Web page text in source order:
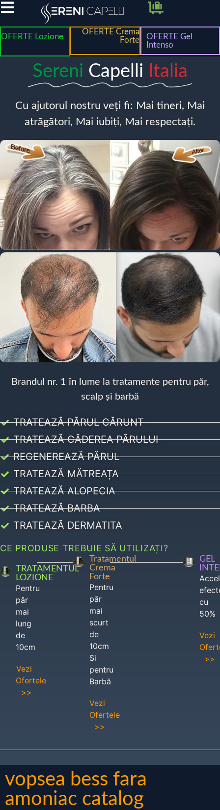
OFERTE Lozione
OFERTE Crema
Forte
OFERTE Gel
Intenso
Sereni Capelli Italia
Cu ajutorul nostru veți fi: Mai tineri, Mai
atrăgători, Mai iubiți, Mai respectați.
Brandul nr. 1 în lume la tratamente pentru păr,
scalp și barbă
TRATEAZĂ PĂRUL CĂRUNT
TRATEAZĂ CĂDEREA PĂRULUI
REGENEREAZĂ PĂRUL
TRATEAZĂ MĂTREAȚA
TRATEAZĂ ALOPECIA
TRATEAZĂ BARBA
TRATEAZĂ DERMATITA
CE PRODUSE TREBUIE SĂ UTILIZAȚI?
TRATAMENTUL
LOZIONE
Pentru
păr
mai
lung
de
10cm
Vezi
Ofertele
>>
Tratamentul
Crema
Forte
Pentru
păr
mai
scurt
de
10cm
Si
pentru
Barbă
Vezi
Ofertele
>>
GEL
cu
50%
Vezi
>>
vopsea bess fara
amoniac catalog